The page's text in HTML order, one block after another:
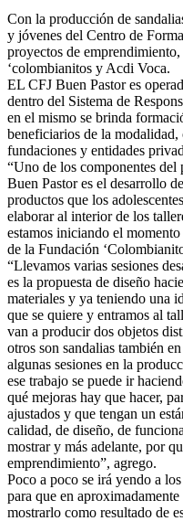
Con la producción de
y jóvenes del Centro de
proyectos de
‘colombianitos y Acdi Voca.
EL CFJ Buen Pastor es
dentro del Sistema de
en el mismo se brinda
beneficiarios de la modalidad,
fundaciones y entidades
“Uno de los componentes del
Buen Pastor es el desarrollo
productos que los
elaborar al interior de los
estamos iniciando el
de la Fundación
“Llevamos varias sesiones
es la propuesta de diseño
materiales y ya teniendo una
que se quiere y entramos al
van a producir dos objetos
otros son sandalias también
algunas sesiones en la
ese trabajo se puede ir
qué mejoras hay que hacer,
ajustados y que tengan un
calidad, de diseño, de
mostrar y más adelante, por
emprendimiento”, agrego.
Poco a poco se irá yendo a
para que en
mostrarlo como resultado de